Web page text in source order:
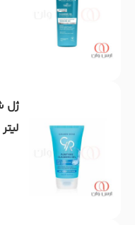
لیتر